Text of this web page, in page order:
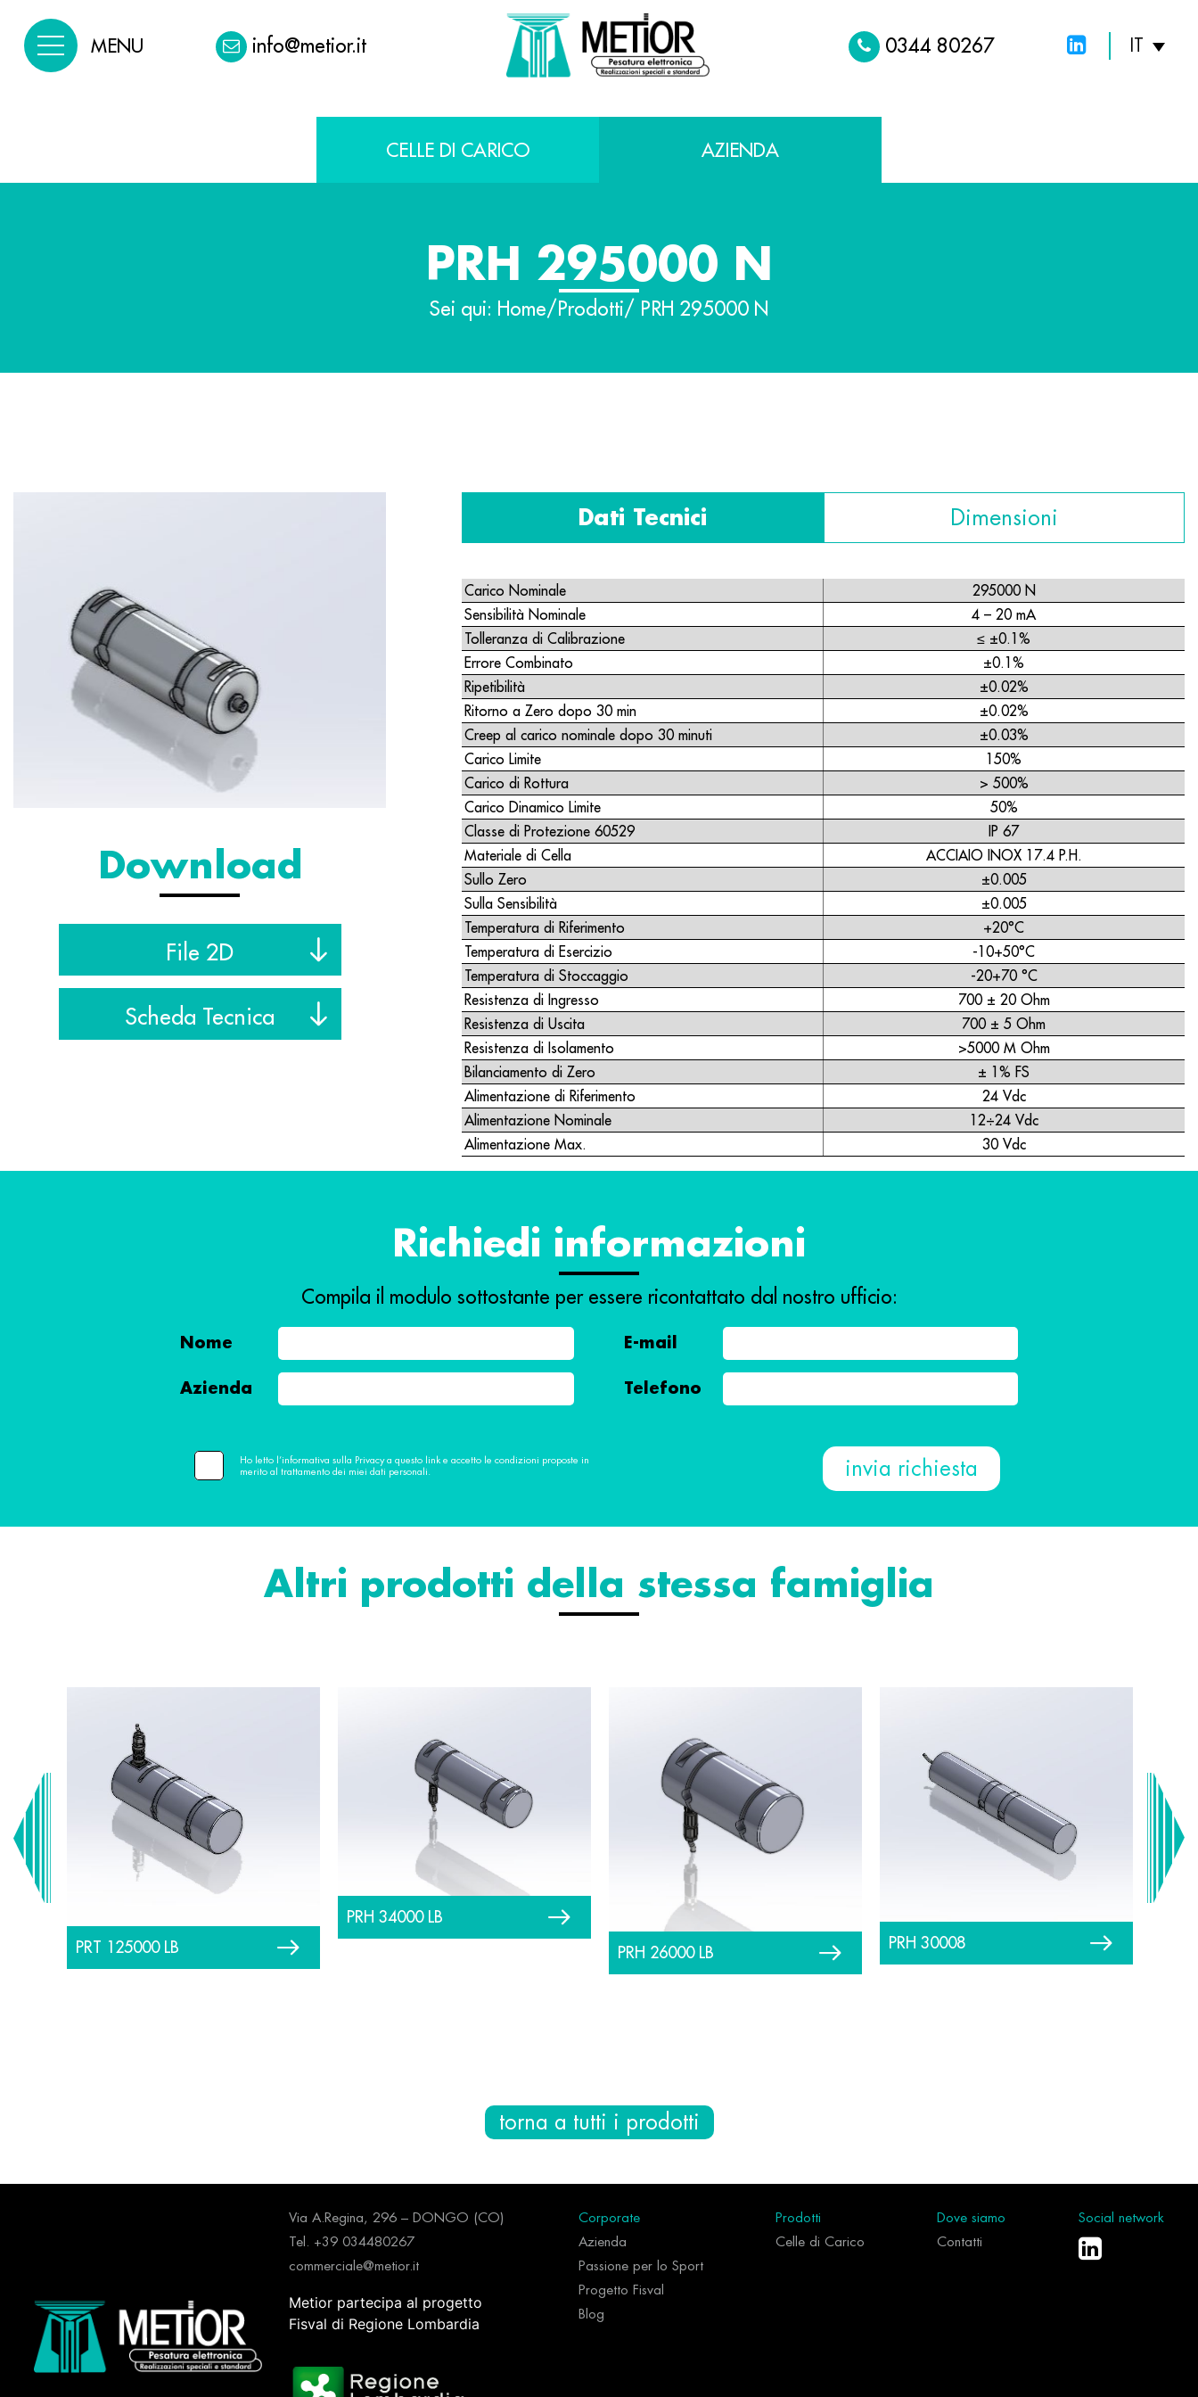
MENU info@metior.it 0344 80267 IT
CELLE DI CARICO AZIENDA
PRH 295000 N
Sei qui: Home/ Prodotti/ PRH 295000 N
Download
File 2D
Scheda Tecnica
Dati Tecnici Dimensioni
Carico Nominale
295000 N
Sensibilità Nominale
4 – 20 mA
Tolleranza di Calibrazione
≤ ±0.1%
Errore Combinato
±0.1%
Ripetibilità
±0.02%
Ritorno a Zero dopo 30 min
±0.02%
Creep al carico nominale dopo 30 minuti
±0.03%
Carico Limite
150%
Carico di Rottura
> 500%
Carico Dinamico Limite
50%
Classe di Protezione 60529
IP 67
Materiale di Cella
ACCIAIO INOX 17.4 P.H.
Sullo Zero
±0.005
Sulla Sensibilità
±0.005
Temperatura di Riferimento
+20°C
Temperatura di Esercizio
-10+50°C
Temperatura di Stoccaggio
-20+70 °C
Resistenza di Ingresso
700 ± 20 Ohm
Resistenza di Uscita
700 ± 5 Ohm
Resistenza di Isolamento
>5000 M Ohm
Bilanciamento di Zero
± 1% FS
Alimentazione di Riferimento
24 Vdc
Alimentazione Nominale
12÷24 Vdc
Alimentazione Max.
30 Vdc
Richiedi informazioni
Compila il modulo sottostante per essere ricontattato dal nostro ufficio:
Nome E-mail
Azienda Telefono
Ho letto l’informativa sulla Privacy a questo link e accetto le condizioni proposte in
merito al trattamento dei miei dati personali.
Altri prodotti della stessa famiglia
PRT 125000 LB
PRH 34000 LB
PRH 26000 LB
PRH 30008
torna a tutti i prodotti
Via A.Regina, 296 – DONGO (CO)
Tel. +39 034480267
commerciale@metior.it
Metior partecipa al progetto
Fisval di Regione Lombardia
Corporate
Azienda
Passione per lo Sport
Progetto Fisval
Blog
Prodotti
Celle di Carico
Dove siamo
Contatti
Social network